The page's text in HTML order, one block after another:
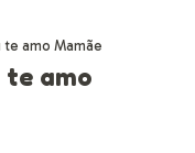
te amo Mamãe
te amo